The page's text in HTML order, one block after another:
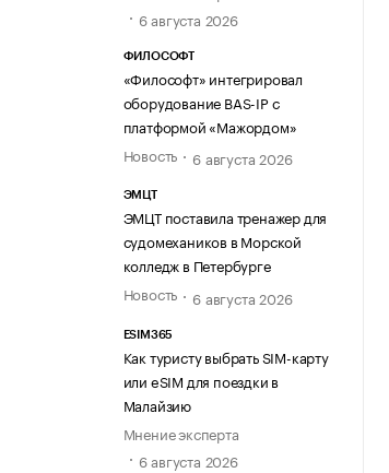
6 августа 2026
ФИЛОСОФТ
«Философт» интегрировал
оборудование BAS-IP с
платформой «Мажордом»
Новость
6 августа 2026
ЭМЦТ
ЭМЦТ поставила тренажер для
судомехаников в Морской
колледж в Петербурге
Новость
6 августа 2026
ESIM365
Как туристу выбрать SIM-карту
или eSIM для поездки в
Малайзию
Мнение эксперта
6 августа 2026